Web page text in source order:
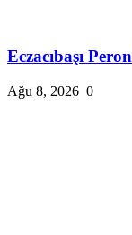
Eczacıbaşı
Ağu 8, 2026 0